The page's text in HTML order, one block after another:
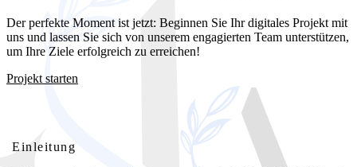
Der perfekte Moment ist jetzt: Beginnen Sie Ihr digitales Projekt mit
uns und lassen Sie sich von unserem engagierten Team unterstützen,
um Ihre Ziele erfolgreich zu erreichen!
Projekt starten
Webdesign Simmern: Ihre professionelle Website für lokalen
Einleitung